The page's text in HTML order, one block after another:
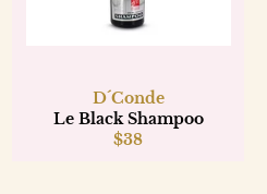
D´Conde
Le Black Shampoo
Regular
$38